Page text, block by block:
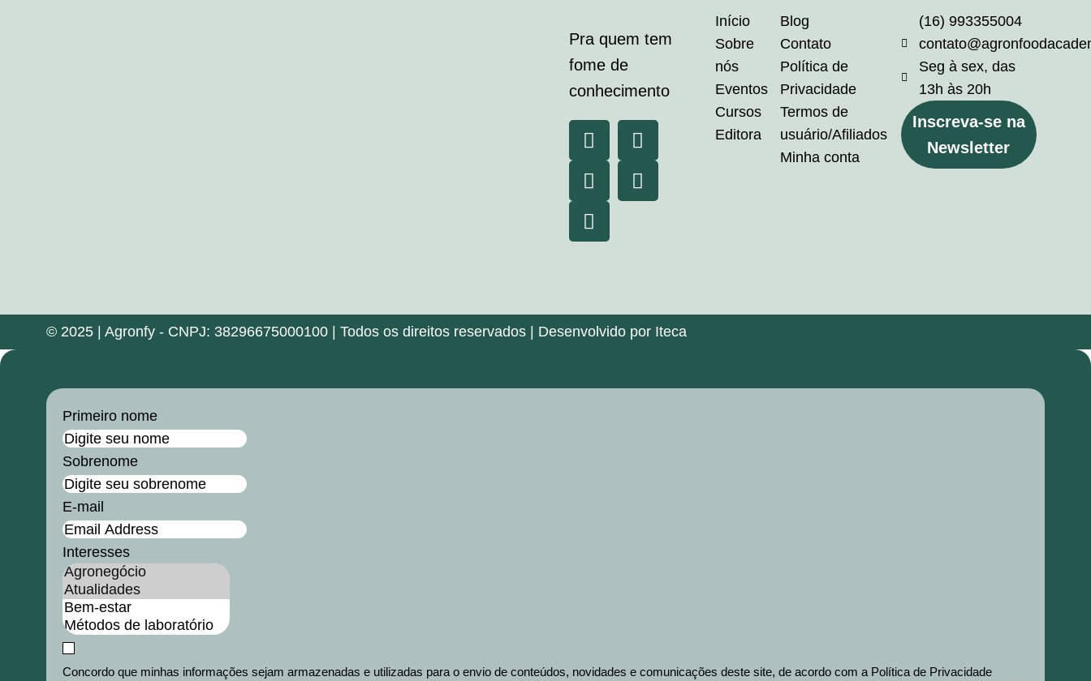
Pra quem tem
fome de
conhecimento
Início
Sobre
nós
Eventos
Cursos
Editora
Blog
Contato
Política de
Privacidade
Termos de
usuário/Afiliados
Minha conta
(16) 993355004
Seg à sex, das
13h às 20h
Inscreva-se na
Newsletter
© 2025 | Agronfy - CNPJ: 38296675000100 | Todos os direitos reservados | Desenvolvido por Iteca
Primeiro nome
Sobrenome
E-mail
Interesses
Concordo que minhas informações sejam armazenadas e utilizadas para o envio de conteúdos, novidades e comunicações deste site, de acordo com a Política de Privacidade